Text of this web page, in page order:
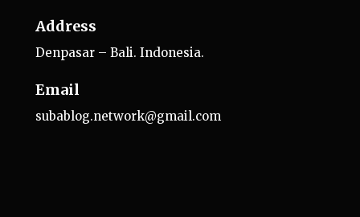
Address
Denpasar – Bali. Indonesia.
Email
subablog.network@gmail.com